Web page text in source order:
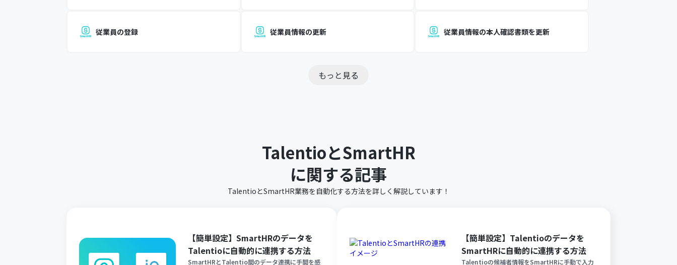
従業員の登録 従業員情報の更新 従業員情報の本人確認書類を更新
もっと見る
TalentioとSmartHR
に関する記事
TalentioとSmartHR業務を自動化する方法を詳しく解説しています！
【簡単設定】SmartHRのデータを
Talentioに自動的に連携する方法
SmartHRとTalentio間のデータ連携に手間を感
【簡単設定】Talentioのデータを
SmartHRに自動的に連携する方法
Talentioの候補者情報をSmartHRに手動で入力